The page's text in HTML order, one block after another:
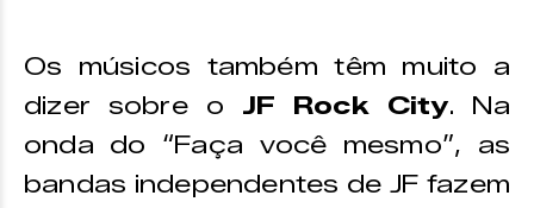
Os músicos também têm muito a
dizer sobre o JF Rock City. Na
onda do “Faça você mesmo”, as
bandas independentes de JF fazem